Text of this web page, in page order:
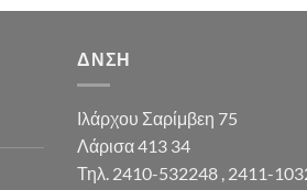
ΔΝΣΗ
Ιλάρχου Σαρίμβεη 75
Λάρισα 413 34
Τηλ. 2410-532248 , 2411-